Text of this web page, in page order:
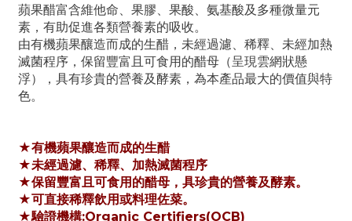
蘋果醋富含維他命、果膠、果酸、氨基酸及多種微量元
素，有助促進各類營養素的吸收。
由有機蘋果釀造而成的生醋，未經過濾、稀釋、未經加熱
滅菌程序，保留豐富且可食用的醋母（呈現雲網狀懸
浮），具有珍貴的營養及酵素，為本產品最大的價值與特
色。
★有機蘋果釀造而成的生醋
★未經過濾、稀釋、加熱滅菌程序
★保留豐富且可食用的醋母，具珍貴的營養及酵素。
★可直接稀釋飲用或料理佐菜。
★驗證機構:Organic Certifiers(OCB)